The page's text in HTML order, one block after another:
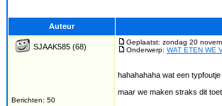
Auteur
SJAAK585 (68)
Berichten: 50
Geplaatst: zondag 20
Onderwerp: WAT ETEN WE
hahahahaha wat een
maar we maken straks dit